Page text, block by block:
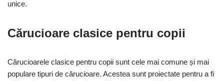
unice.
Cărucioare clasice pentru copii
Cărucioarele clasice pentru copii sunt cele mai comune și mai
populare tipuri de cărucioare. Acestea sunt proiectate pentru a fi